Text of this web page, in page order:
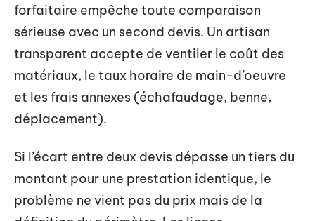
forfaitaire empêche toute comparaison
sérieuse avec un second devis. Un artisan
transparent accepte de ventiler le coût des
matériaux, le taux horaire de main-d’oeuvre
et les frais annexes (échafaudage, benne,
déplacement).
Si l’écart entre deux devis dépasse un tiers du
montant pour une prestation identique, le
problème ne vient pas du prix mais de la